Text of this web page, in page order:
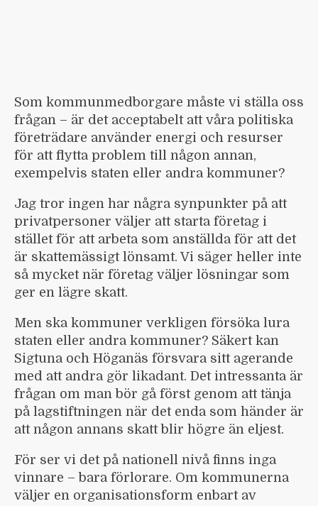
Som kommunmedborgare måste vi ställa oss
frågan – är det acceptabelt att våra politiska
företrädare använder energi och resurser
för att flytta problem till någon annan,
exempelvis staten eller andra kommuner?
Jag tror ingen har några synpunkter på att
privatpersoner väljer att starta företag i
stället för att arbeta som anställda för att det
är skattemässigt lönsamt. Vi säger heller inte
så mycket när företag väljer lösningar som
ger en lägre skatt.
Men ska kommuner verkligen försöka lura
staten eller andra kommuner? Säkert kan
Sigtuna och Höganäs försvara sitt agerande
med att andra gör likadant. Det intressanta är
frågan om man bör gå först genom att tänja
på lagstiftningen när det enda som händer är
att någon annans skatt blir högre än eljest.
För ser vi det på nationell nivå finns inga
vinnare – bara förlorare. Om kommunerna
väljer en organisationsform enbart av